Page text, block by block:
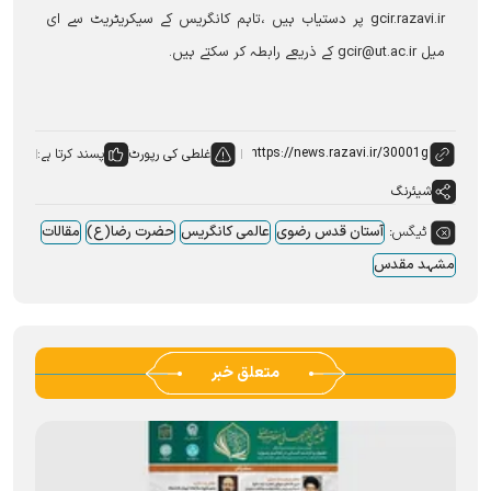
gcir.razavi.ir پر دستیاب ہیں ،تاہم کانگریس کے سیکریٹریٹ سے ای
میل gcir@ut.ac.ir کے ذریعے رابطہ کر سکتے ہیں۔
غلطی کی رپورٹ
پسند کرتا ہے:
شیئرنگ
ٹیگس: آستان قدس رضوی عالمی کانگریس حضرت رضا(ع) مقالات
مشہد مقدس
متعلق خبر